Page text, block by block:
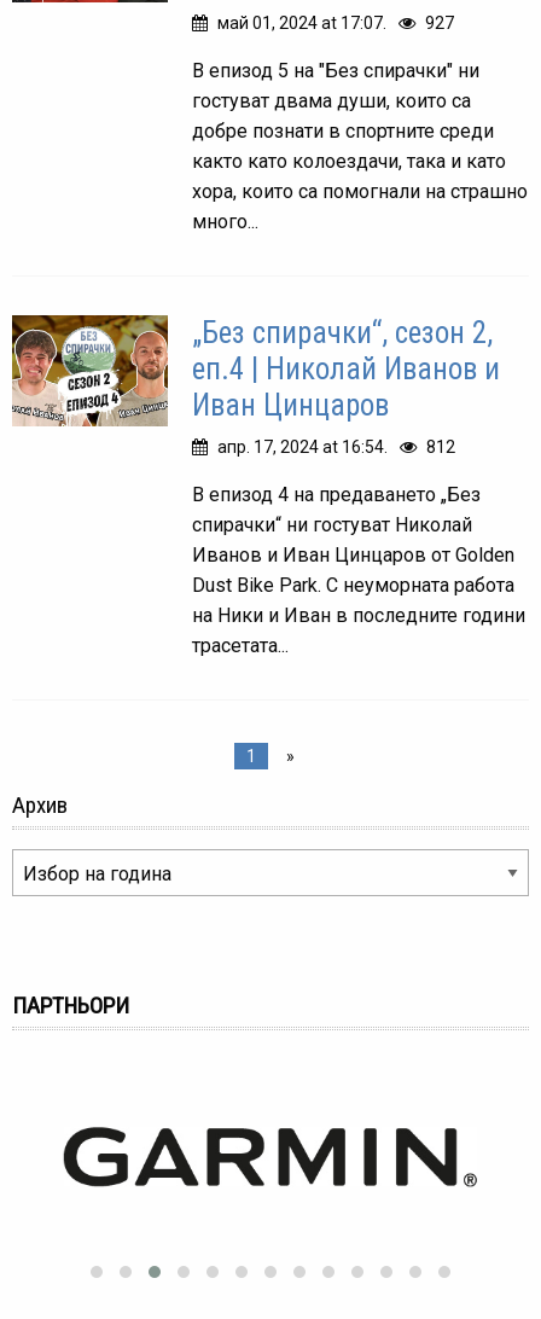
май 01, 2024 at 17:07. 927
В епизод 5 на "Без спирачки" ни
гостуват двама души, които са
добре познати в спортните среди
както като колоездачи, така и като
хора, които са помогнали на страшно
много...
„Без спирачки“, сезон 2,
еп.4 | Николай Иванов и
Иван Цинцаров
апр. 17, 2024 at 16:54. 812
В епизод 4 на предаването „Без
спирачки“ ни гостуват Николай
Иванов и Иван Цинцаров от Golden
Dust Bike Park. С неуморната работа
на Ники и Иван в последните години
трасетата...
1 »
Архив
ПАРТНЬОРИ